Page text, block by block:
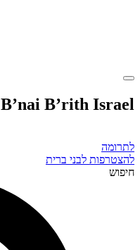
B’nai B’rith Israel
לתרומה
להצטרפות לבני ברית
חיפוש